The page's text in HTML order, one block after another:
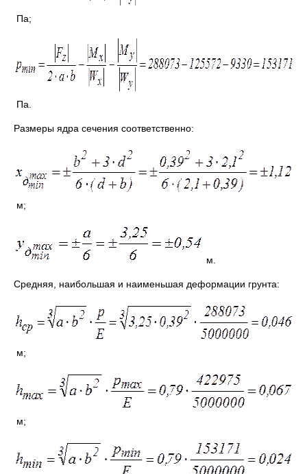
Па;
Па.
Размеры ядра сечения соответственно:
м;
м.
Средняя, наибольшая и наименьшая деформации грунта:
м;
м;